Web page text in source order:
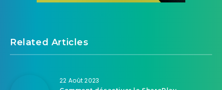
Related Articles
22 Août 2023